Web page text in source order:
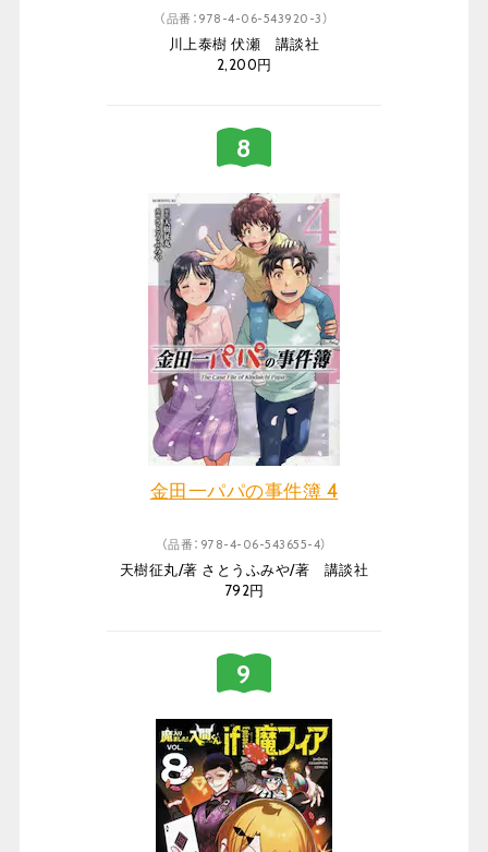
（品番：978-4-06-543920-3）
川上泰樹 伏瀬 講談社
2,200円
金田一パパの事件簿 4
（品番：978-4-06-543655-4）
天樹征丸/著 さとうふみや/著 講談社
792円